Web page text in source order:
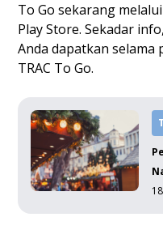
To Go sekarang melalui
Play Store. Sekadar
Anda dapatkan selama
TRAC To Go.